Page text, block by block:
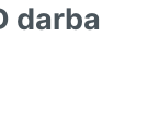
darba